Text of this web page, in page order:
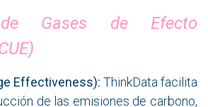
de Gases de Efecto
Effectiveness): ThinkData facilita
de las emisiones de carbono,